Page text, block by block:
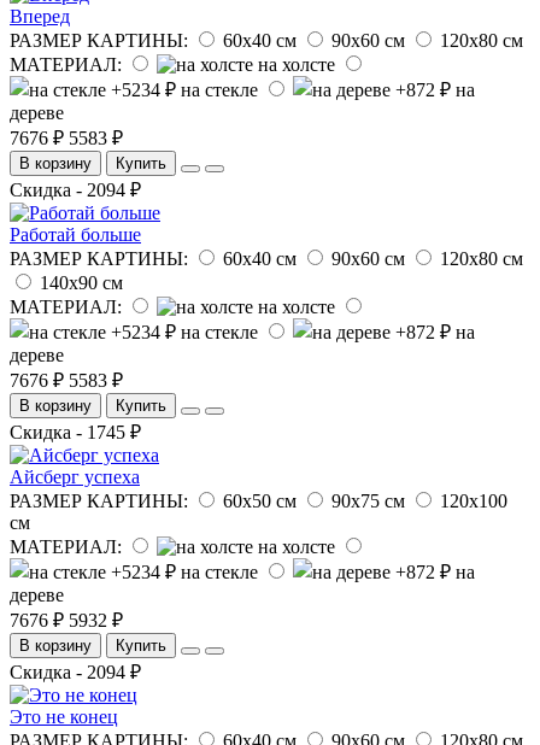
Вперед
РАЗМЕР КАРТИНЫ:
60х40 см 90х60 см
120х80 см
МАТЕРИАЛ:
на холсте
на стекле
на
дереве
7676 ₽ 5583 ₽
В корзину Купить
Скидка - 2094 ₽
Работай больше
РАЗМЕР КАРТИНЫ:
60х40 см 90х60 см
120х80 см
140х90 см
МАТЕРИАЛ:
на холсте
на стекле
на
дереве
7676 ₽ 5583 ₽
В корзину Купить
Скидка - 1745 ₽
Айсберг успеха
РАЗМЕР КАРТИНЫ:
60х50 см 90х75 см
120х100
см
МАТЕРИАЛ:
на холсте
на стекле
на
дереве
7676 ₽ 5932 ₽
В корзину Купить
Скидка - 2094 ₽
Это не конец
РАЗМЕР КАРТИНЫ:
60х40 см 90х60 см
120х80 см